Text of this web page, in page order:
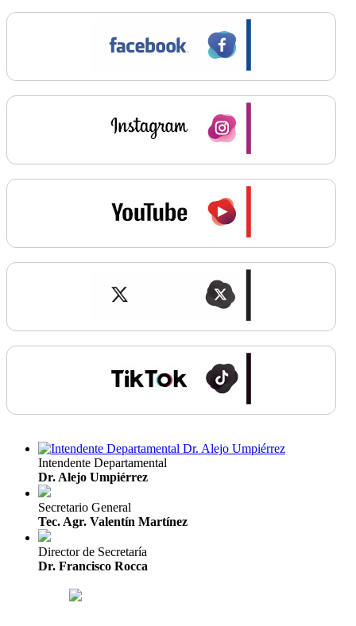
Intendente Departamental
Dr. Alejo Umpiérrez
Secretario General
Tec. Agr. Valentín Martínez
Director de Secretaría
Dr. Francisco Rocca